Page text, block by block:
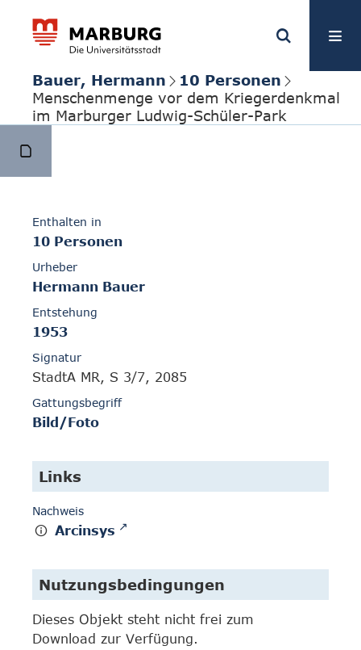
Bauer, Hermann
10 Personen
Menschenmenge vor dem Kriegerdenkmal
im Marburger Ludwig-Schüler-Park
Enthalten in
10 Personen
Urheber
Hermann Bauer
Entstehung
1953
Signatur
StadtA MR, S 3/7, 2085
Gattungsbegriff
Bild/Foto
Links
Nachweis
Arcinsys
Nutzungsbedingungen
Dieses Objekt steht nicht frei zum
Download zur Verfügung.